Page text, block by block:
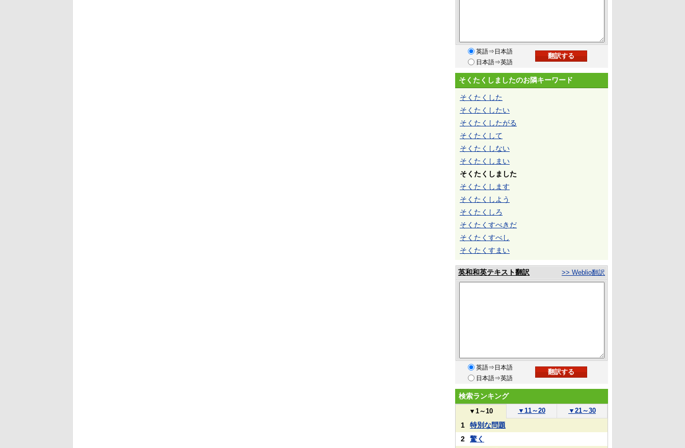
英語⇒日本語
日本語⇒英語
そくたくしましたのお隣キーワード
そくたくした
そくたくしたい
そくたくしたがる
そくたくして
そくたくしない
そくたくしまい
そくたくしました
そくたくします
そくたくしよう
そくたくしろ
そくたくすべきだ
そくたくすべし
そくたくすまい
英和和英テキスト翻訳 >> Weblio翻訳
英語⇒日本語
日本語⇒英語
検索ランキング
▼ 1～10 ▼ 11～20 ▼ 21～30
1
特別な問題
2
驚く